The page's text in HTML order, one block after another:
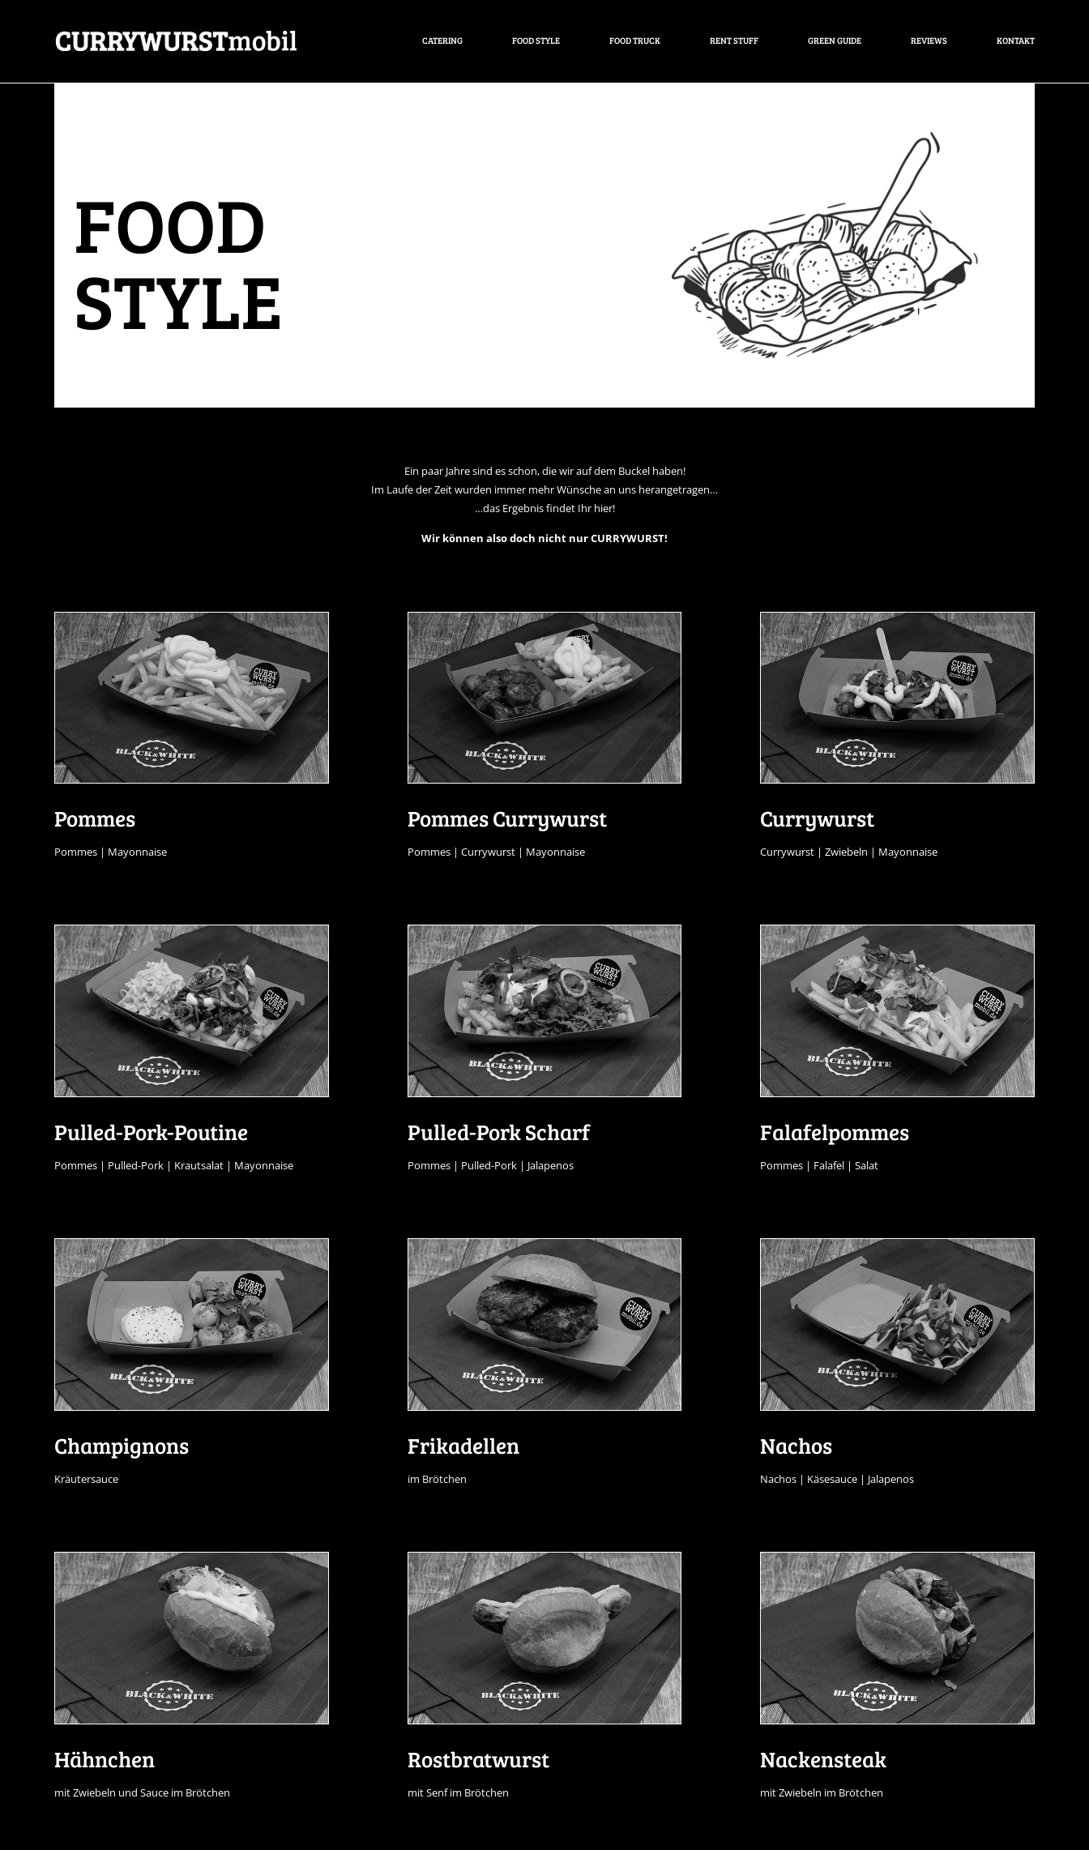
CATERING FOOD STYLE FOOD TRUCK RENT STUFF GREEN GUIDE REVIEWS KONTAKT
FOOD
STYLE
Ein paar Jahre sind es schon, die wir auf dem Buckel haben!
Im Laufe der Zeit wurden immer mehr Wünsche an uns herangetragen…
…das Ergebnis findet Ihr hier!
Wir können also doch nicht nur CURRYWURST!
Pommes
Pommes | Mayonnaise
Pommes Currywurst
Pommes | Currywurst | Mayonnaise
Currywurst
Currywurst | Zwiebeln | Mayonnaise
Pulled-Pork-Poutine
Pommes | Pulled-Pork | Krautsalat | Mayonnaise
Pulled-Pork Scharf
Pommes | Pulled-Pork | Jalapenos
Falafelpommes
Pommes | Falafel | Salat
Champignons
Kräutersauce
Frikadellen
im Brötchen
Nachos
Nachos | Käsesauce | Jalapenos
Hähnchen
mit Zwiebeln und Sauce im Brötchen
Rostbratwurst
mit Senf im Brötchen
Nackensteak
mit Zwiebeln im Brötchen